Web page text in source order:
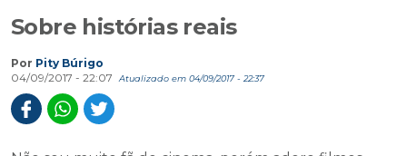
Sobre histórias reais
Por Pity Búrigo
04/09/2017 - 22:07
Atualizado em 04/09/2017 - 22:37